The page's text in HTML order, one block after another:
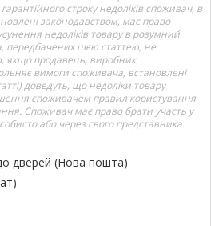
строку недоліків споживач, в
законодавством, має право
недоліків товару в розумний
передбачених цією статтею, не
якщо продавець, виробник
вимоги споживача, встановлені
доведуть, що недоліки товару
споживачем правил користування
Споживач має право брати участь у
або через свого представника.
дверей (Нова пошта)